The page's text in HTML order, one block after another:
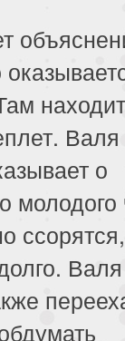
Валя
о
Валя